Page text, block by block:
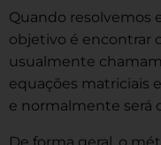
Quando resolvemos
objetivo é encontrar
usualmente
equações matriciais
e normalmente será